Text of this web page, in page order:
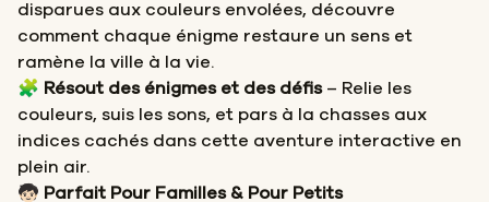
disparues aux couleurs envolées, découvre
comment chaque énigme restaure un sens et
ramène la ville à la vie.
🧩 Résout des énigmes et des défis– Relie les
couleurs, suis les sons, et pars à la chasses aux
indices cachés dans cette aventure interactive en
plein air.
🧒🏻 Parfait Pour Familles & Pour Petits